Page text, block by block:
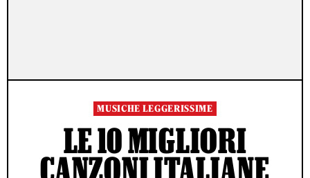
MUSICHE LEGGERISSIME
LE 10 MIGLIORI
CANZONI ITALIANE